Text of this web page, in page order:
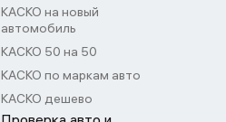
КАСКО на новый
автомобиль
КАСКО 50 на 50
КАСКО по маркам авто
КАСКО дешево